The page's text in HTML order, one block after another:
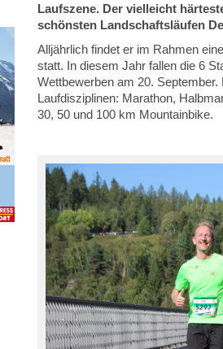
Laufszene. Der vielleicht
schönsten Landschaftsläufen
Alljährlich findet er im Rahmen
statt. In diesem Jahr fallen die 6
Wettbewerben am 20.
Laufdisziplinen: Marathon,
30, 50 und 100 km Mountainbike.